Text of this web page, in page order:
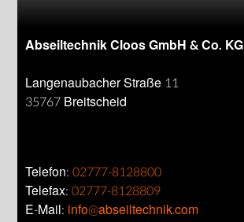
Abseiltechnik Cloos GmbH & Co. KG
Langenaubacher Straße 11
35767 Breitscheid
Telefon:02777-8128800
Telefax:02777-8128809
E-Mail: info@abseiltechnik.com